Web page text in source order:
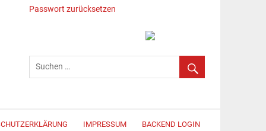
Passwort zurücksetzen
IMPRESSUM BACKEND LOGIN